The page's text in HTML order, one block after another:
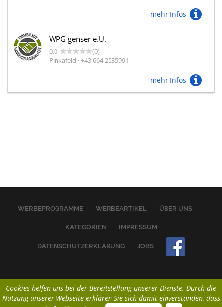
mehr Infos
WPG genser e.U.
0,0
(0)
Pinkafeld · +43 664 2535991
mehr Infos
WERBEPROGRAMME WERBEARTIKEL ÜBER UNS
KATEGORIEN IMPRESSUM
DATENSCHUTZERKLÄRUNG JOBS
Cookies helfen uns bei der Bereitstellung unserer Dienste. Durch die
Nutzung unserer Webseite erklären Sie sich damit einverstanden, dass